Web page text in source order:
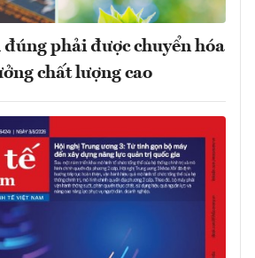
đúng phải được chuyển hóa
chất lượng cao